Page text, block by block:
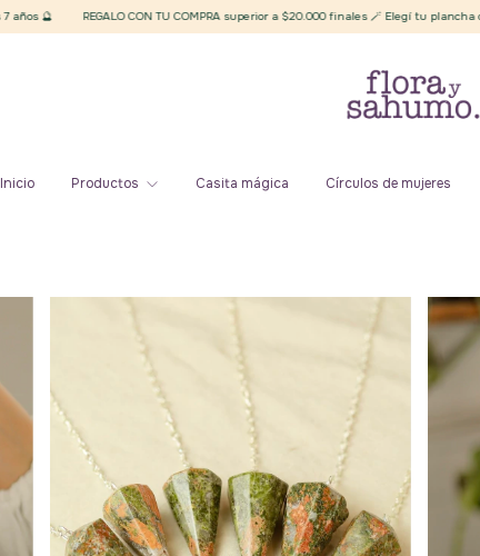
REGALO CON TU COMPRA superior a $20.000 finales 🪄 Elegí tu plancha de
Inicio Productos Casita mágica Círculos de mujeres